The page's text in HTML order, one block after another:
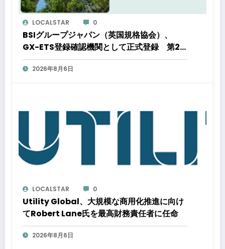
LOCALSTAR 0
BSIグループジャパン（英国規格協会）、
GX-ETS登録確認機関として正式登録 第2
フェーズ開始で制度対応が義務化、企業の対
応はどう変わるのか？ 法的拘束力をもつ
2026年8月6日
LOCALSTAR 0
Utility Global、大規模な商用化推進に向け
てRobert Lane氏を最高財務責任者に任命
2026年8月6日